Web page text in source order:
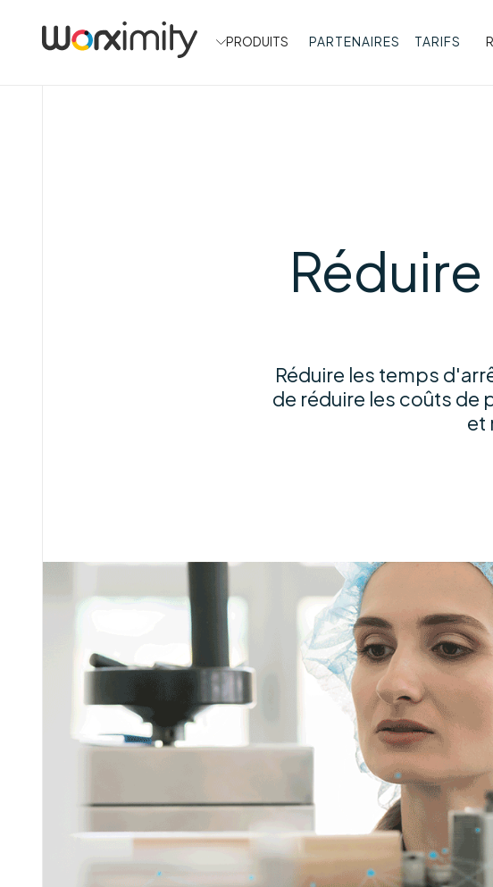
PRODUITS PARTENAIRES TARIFS
Réduire les temps
de réduire les coûts de
et